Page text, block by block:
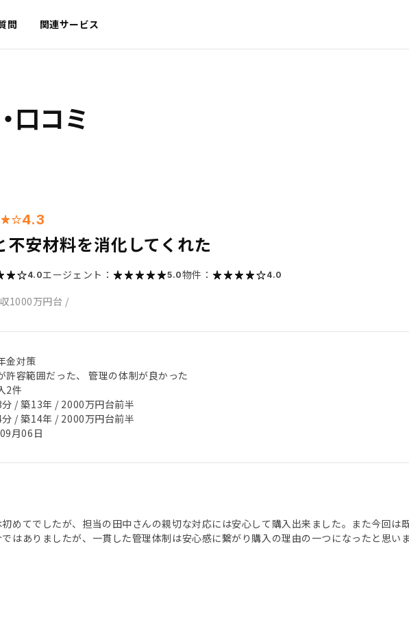
問 関連サービス
口コミ
4.3
不安材料を消化してくれた
4.0エージェント： 5.0物件： 4.0
1000万円台 /
金対策
許容範囲だった、 管理の体制が良かった
2件
/ 築13年 / 2000万円台前半
/ 築14年 / 2000万円台前半
月06日
めてでしたが、担当の田中さんの親切な対応には安心して購入出来ました。また今回は
はありましたが、一貫した管理体制は安心感に繋がり購入の理由の一つになったと思いま